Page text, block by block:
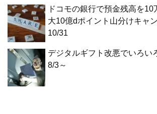
ドコモの銀行で預金残高を
大10億dポイント山分けキャ
10/31
デジタルギフト改悪でいろい
8/3～